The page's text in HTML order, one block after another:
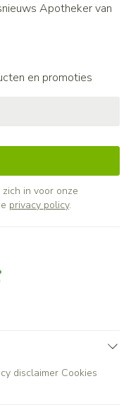
Apotheker van
en promoties
in voor onze
privacy policy.
disclaimer Cookies